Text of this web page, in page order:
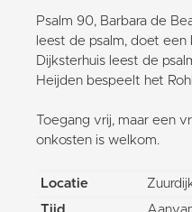
Psalm 90, Barbara de
leest de psalm, doet
Dijksterhuis leest de
Heijden bespeelt het
Toegang vrij, maar een
onkosten is welkom.
Locatie